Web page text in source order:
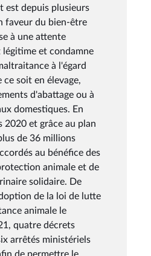
est depuis plusieurs
faveur du bien-être
à une attente
et condamne
à l'égard
ce soit en élevage,
d'abattage ou à
domestiques. En
2020 et grâce au plan
de 36 millions
au bénéfice des
animale et de
solidaire. De
de la loi de lutte
animale le
quatre décrets
arrêtés ministériels
de permettre le